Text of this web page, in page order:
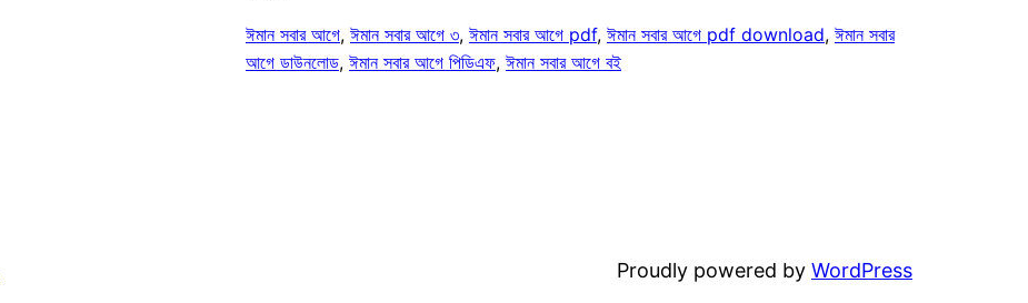
ঈমান সবার আগে, ঈমান সবার আগে ৩, ঈমান সবার আগে pdf, ঈমান সবার আগে pdf download, ঈমান সবার
আগে ডাউনলোড, ঈমান সবার আগে পিডিএফ, ঈমান সবার আগে বই
Proudly powered by WordPress